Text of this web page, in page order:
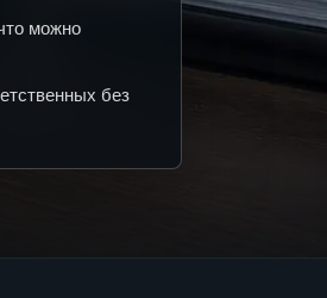
можно
без